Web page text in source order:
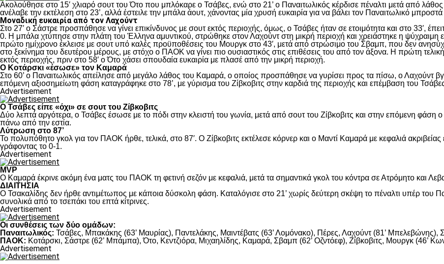
Ακολούθησε στο 15′ χλιαρό σουτ του Ότο που μπλόκαρε ο Τσάβες, ενώ στο 21’ ο Παναιτωλικός κέρδισε πέναλτι μετά από λάθος
ανέλαβε την εκτέλεση στο 23’, αλλά έστειλε την μπάλα άουτ, χάνοντας μία χρυσή ευκαιρία για να βάλει τον Παναιτωλικό
Μοναδική ευκαιρία από τον Λαχούντ
Στο 27′ ο Σάστρε προσπάθησε να γίνει επικίνδυνος με σουτ εκτός περιοχής, όμως, ο Τσάβες ήταν σε ετοιμότητα και στο 33′,
0. Η μπάλα χτύπησε στην πλάτη του Έλληνα αμυντικού, στρώθηκε στον Λαχούντ στη μικρή περιοχή και χρειάστηκε η ψύχραιμη
πρώτο ημίχρονο έκλεισε με σουτ υπό καλές προϋποθέσεις του Μουργκ στο 43′, μετά από στρώσιμο του Σβαμπ, που δεν
στο ξεκίνημα του δευτέρου μέρους, με στόχο ο ΠΑΟΚ να γίνει πιο ουσιαστικός στις επιθέσεις του από τον άξονα. Η πρώτη
εκτός περιοχής, πριν στο 58′ ο Ότο χάσει σπουδαία ευκαιρία με πλασέ από την μικρή περιοχή.
Ο Κοτάρσκι «έσωσε» τον Καμαρά
Στο 60’ ο Παναιτωλικός απείλησε από μεγάλο λάθος του Καμαρά, ο οποίος προσπάθησε να γυρίσει προς τα πίσω, ο Λαχούντ
επόμενη αξιοσημείωτη φάση καταγράφηκε στο 78’, με γύρισμα του Ζίβκοβιτς στην καρδιά της περιοχής και επέμβαση του
Advertisement
Ο Τσάβες είπε «όχι» σε σουτ του Ζίβκοβιτς
Δύο λεπτά αργότερα, ο Τσάβες έσωσε με το πόδι στην κλειστή του γωνία, μετά από σουτ του Ζίβκοβιτς και στην επόμενη φάση
πάνω από την εστία.
Λύτρωση στο 87’
Το πολυπόθητο γκολ για τον ΠΑΟΚ ήρθε, τελικά, στο 87′. Ο Ζίβκοβιτς εκτέλεσε κόρνερ και ο Μαντί Καμαρά με κεφαλιά
γράφοντας το 0-1.
Advertisement
MVP
Ο Καμαρά έκρινε ακόμη ένα ματς του ΠΑΟΚ τη φετινή σεζόν με κεφαλιά, μετά τα σημαντικά γκολ του κόντρα σε Ατρόμητο και
ΔΙΑΙΤΗΣΙΑ
Ο Τσακαλίδης δεν ήρθε αντιμέτωπος με κάποια δύσκολη φάση. Καταλόγισε στο 21’ χωρίς δεύτερη σκέψη το πέναλτι υπέρ του
συνολικά από το τσεπάκι του επτά κίτρινες.
Advertisement
Οι συνθέσεις των δύο ομάδων:
Παναιτωλικός: Τσάβες, Μπακάκης (63’ Μαυρίας), Παντελάκης, Μαιντέβατς (63’ Λομόνακο), Πέρες, Λαχούντ (81’ Μπελεβώνης),
ΠΑΟΚ: Κοτάρσκι, Σάστρε (62’ Μπάμπα), Ότο, Κεντζιόρα, Μιχαηλίδης, Καμαρά, Σβαμπ (62’ Οζντόεφ), Ζίβκοβιτς, Μουργκ (46’
Advertisement